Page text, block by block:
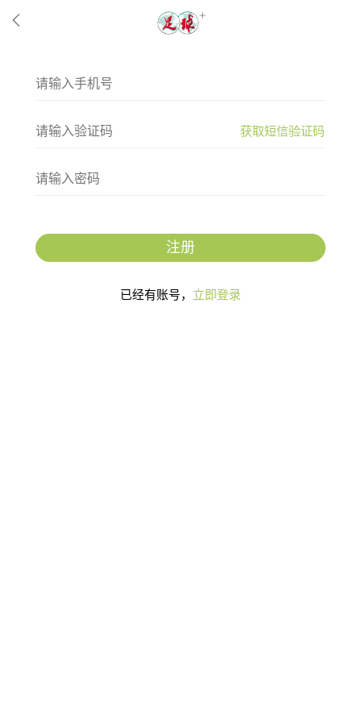
获取短信验证码
注册
已经有账号， 立即登录